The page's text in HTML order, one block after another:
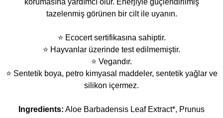
korumasına yardımcı olur. Enerjiyle güçlendirilmiş
tazelenmiş görünen bir cilt ile uyanın.
⭐ Ecocert sertifikasına sahiptir.
⭐ Hayvanlar üzerinde test edilmemiştir.
⭐ Vegandır.
⭐ Sentetik boya, petro kimyasal maddeler, sentetik yağlar ve
silikon içermez.
Ingredients: Aloe Barbadensis Leaf Extract*, Prunus